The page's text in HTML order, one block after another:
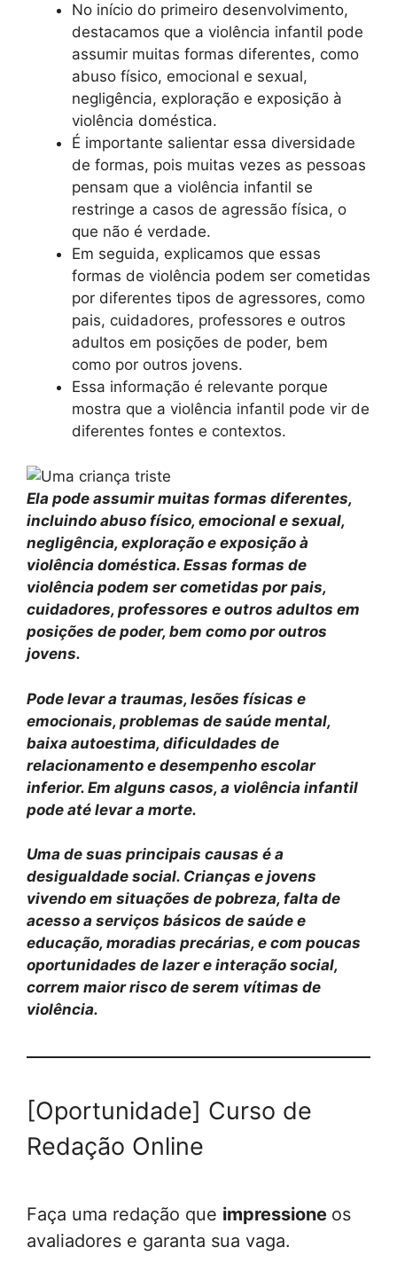
No início do primeiro desenvolvimento,
destacamos que a violência infantil pode
assumir muitas formas diferentes, como
abuso físico, emocional e sexual,
negligência, exploração e exposição à
violência doméstica.
É importante salientar essa diversidade
de formas, pois muitas vezes as pessoas
pensam que a violência infantil se
restringe a casos de agressão física, o
que não é verdade.
Em seguida, explicamos que essas
formas de violência podem ser cometidas
por diferentes tipos de agressores, como
pais, cuidadores, professores e outros
adultos em posições de poder, bem
como por outros jovens.
Essa informação é relevante porque
mostra que a violência infantil pode vir de
diferentes fontes e contextos.
Ela pode assumir muitas formas diferentes,
incluindo abuso físico, emocional e sexual,
negligência, exploração e exposição à
violência doméstica. Essas formas de
violência podem ser cometidas por pais,
cuidadores, professores e outros adultos em
posições de poder, bem como por outros
jovens.
Pode levar a traumas, lesões físicas e
emocionais, problemas de saúde mental,
baixa autoestima, dificuldades de
relacionamento e desempenho escolar
inferior. Em alguns casos, a violência infantil
pode até levar a morte.
Uma de suas principais causas é a
desigualdade social. Crianças e jovens
vivendo em situações de pobreza, falta de
acesso a serviços básicos de saúde e
educação, moradias precárias, e com poucas
oportunidades de lazer e interação social,
correm maior risco de serem vítimas de
violência.
[Oportunidade] Curso de
Redação Online
Faça uma redação que impressione os
avaliadores e garanta sua vaga.